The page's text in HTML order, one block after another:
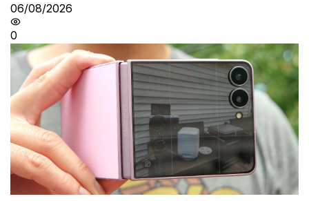
06/08/2026
0